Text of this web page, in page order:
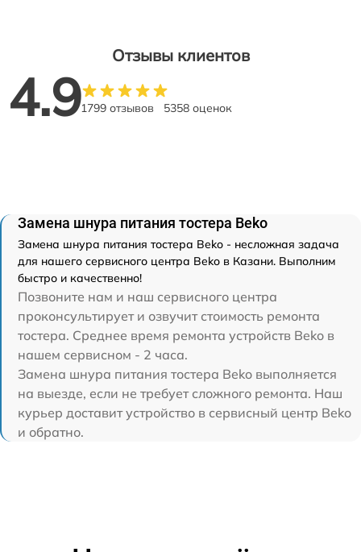
Отзывы клиентов
4.91799 отзывов 5358 оценок
Замена шнура питания тостера Beko
Замена шнура питания тостера Beko - несложная задача
для нашего сервисного центра Beko в Казани. Выполним
быстро и качественно!
Позвоните нам и наш сервисного центра
проконсультирует и озвучит стоимость ремонта
тостера. Среднее время ремонта устройств Beko в
нашем сервисном - 2 часа.
Замена шнура питания тостера Beko выполняется
на выезде, если не требует сложного ремонта. Наш
курьер доставит устройство в сервисный центр Beko
и обратно.